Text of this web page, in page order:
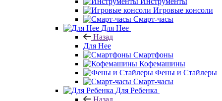
Игровые консоли
Смарт-часы
Для Нее
Назад
Для Нее
Смартфоны
Кофемашины
Фены и Стайлеры
Смарт-часы
Для Ребенка
Назад